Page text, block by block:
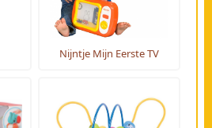
Nijntje Mijn Eerste TV